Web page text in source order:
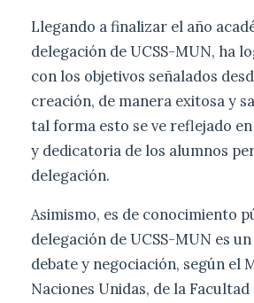
Llegando a finalizar el año
delegación de UCSS-MUN, ha
con los objetivos señalados
creación, de manera exitosa y
tal forma esto se ve reflejado
y dedicatoria de los alumnos
delegación.
Asimismo, es de conocimiento
delegación de UCSS-MUN es
debate y negociación, según el
Naciones Unidas, de la